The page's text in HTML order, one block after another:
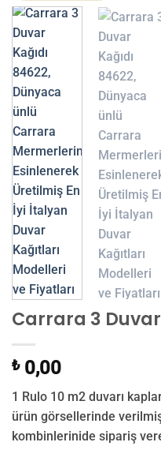
Carrara 3 Duvar
₺0,00
1 Rulo 10 m2 duvarı
ürün görsellerinde
kombinlerinide sipariş